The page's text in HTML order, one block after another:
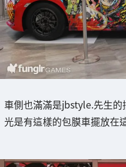
車側也滿滿是jbstyle.先生的
光是有這樣的包膜車擺放在